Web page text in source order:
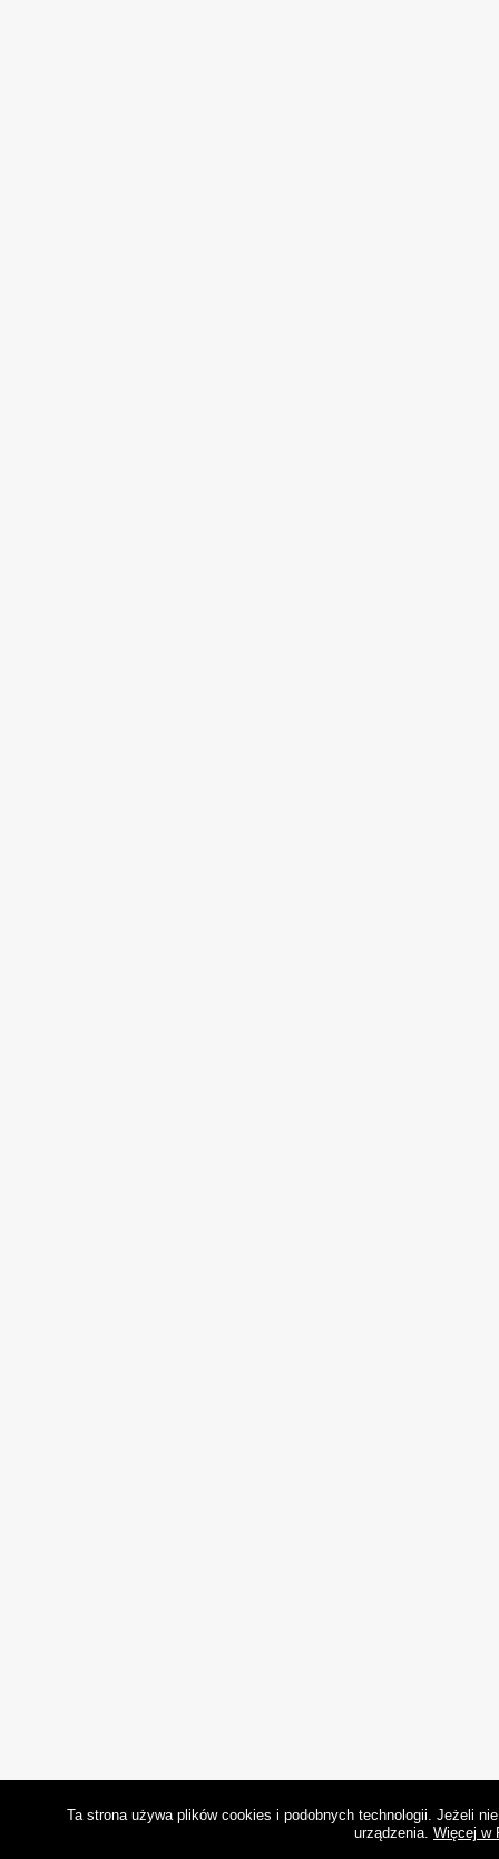
Ta strona używa plików cookies i podobnych technologii. Jeżeli
urządzenia. Więcej w